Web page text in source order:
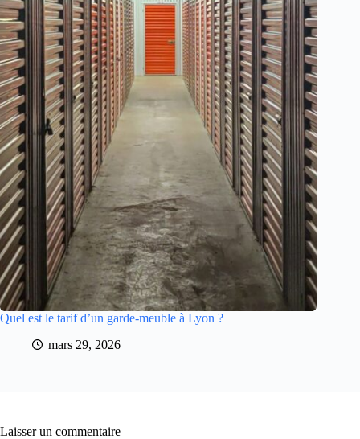
Quel est le tarif d’un garde-meuble à Lyon ?
mars 29, 2026
Laisser un commentaire